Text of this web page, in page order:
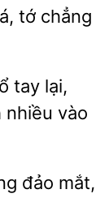
tớ chẳng
tay lại,
nhiều vào
đảo mắt,